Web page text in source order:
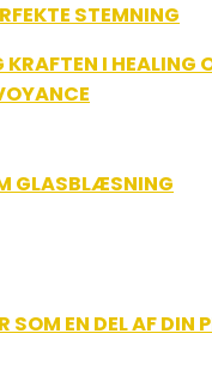
STEMNING
KRAFTEN I HEALING
GLASBLÆSNING
SOM EN DEL AF DIN